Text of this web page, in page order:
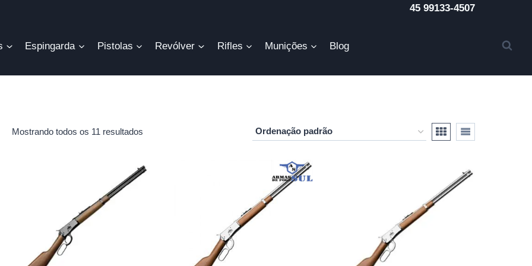
45 99133-4507
Espingarda Pistolas Revólver Rifles Munições Blog
Mostrando todos os 11 resultados